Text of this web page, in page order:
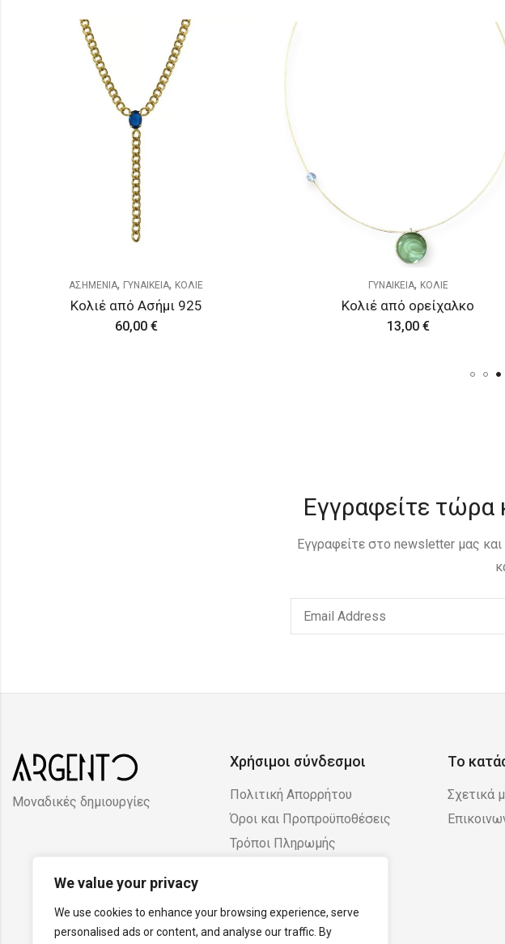
We value your privacy
We use cookies to enhance your browsing experience, serve
personalised ads or content, and analyse our traffic. By
ΑΣΗΜΕΝΙΑ, ΓΥΝΑΙΚΕΙΑ, ΚΟΛΙΕ
Κολιέ από Ασήμι 925
60,00 €
ΓΥΝΑΙΚΕΙΑ, ΚΟΛΙΕ
Κολιέ από ορείχαλκο
13,00 €
Εγγραφείτε τώρα
Εγγραφείτε στο newsletter μας
Μοναδικές δημιουργίες
Χρήσιμοι σύνδεσμοι
Πολιτική Απορρήτου
Όροι και Προπροϋποθέσεις
Τρόποι Πληρωμής
Το
Σχετικά